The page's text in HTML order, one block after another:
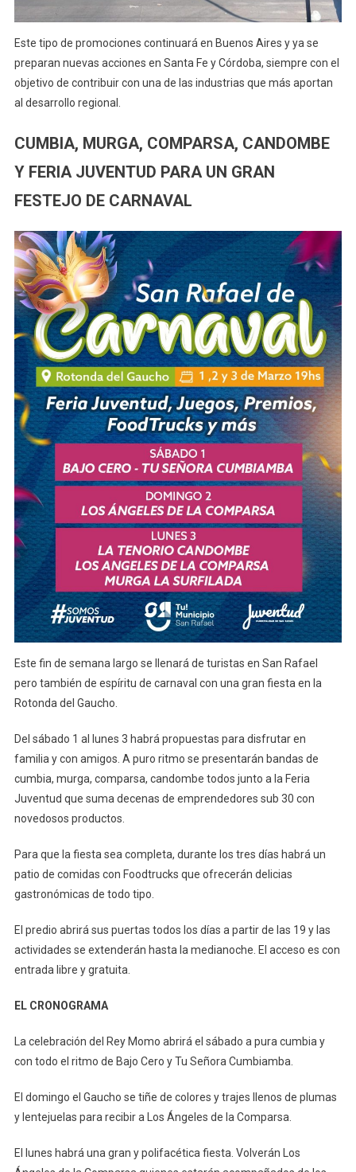
Este tipo de promociones continuará en Buenos Aires y ya se
preparan nuevas acciones en Santa Fe y Córdoba, siempre con el
objetivo de contribuir con una de las industrias que más aportan
al desarrollo regional.
CUMBIA, MURGA, COMPARSA, CANDOMBE
Y FERIA JUVENTUD PARA UN GRAN
FESTEJO DE CARNAVAL
Este fin de semana largo se llenará de turistas en San Rafael
pero también de espíritu de carnaval con una gran fiesta en la
Rotonda del Gaucho.
Del sábado 1 al lunes 3 habrá propuestas para disfrutar en
familia y con amigos. A puro ritmo se presentarán bandas de
cumbia, murga, comparsa, candombe todos junto a la Feria
Juventud que suma decenas de emprendedores sub 30 con
novedosos productos.
Para que la fiesta sea completa, durante los tres días habrá un
patio de comidas con Foodtrucks que ofrecerán delicias
gastronómicas de todo tipo.
El predio abrirá sus puertas todos los días a partir de las 19 y las
actividades se extenderán hasta la medianoche. El acceso es con
entrada libre y gratuita.
EL CRONOGRAMA
La celebración del Rey Momo abrirá el sábado a pura cumbia y
con todo el ritmo de Bajo Cero y Tu Señora Cumbiamba.
El domingo el Gaucho se tiñe de colores y trajes llenos de plumas
y lentejuelas para recibir a Los Ángeles de la Comparsa.
El lunes habrá una gran y polifacética fiesta. Volverán Los